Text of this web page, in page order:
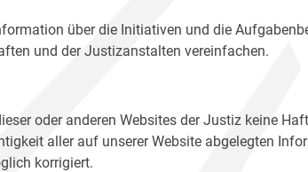
über die Initiativen und die
und der Justizanstalten vereinfachen.
oder anderen Websites der Justiz keine
aller auf unserer Website abgelegten
korrigiert.